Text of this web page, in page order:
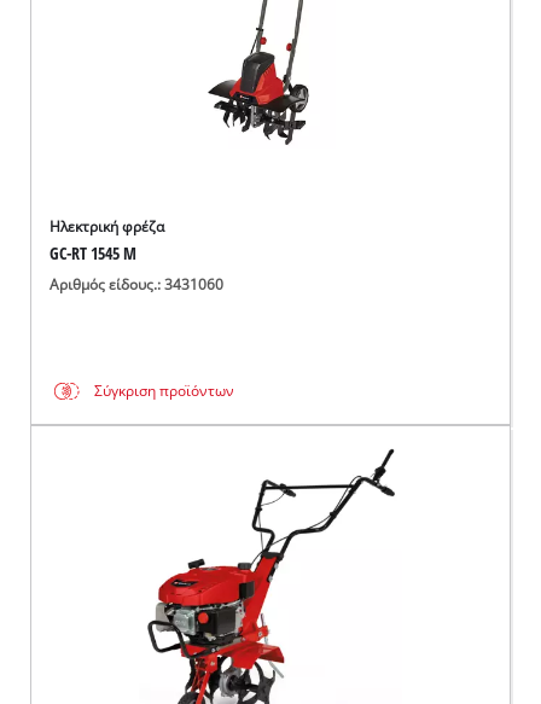
Ηλεκτρική φρέζα
GC-RT 1545 M
Αριθμός είδους.: 3431060
Σύγκριση προϊόντων